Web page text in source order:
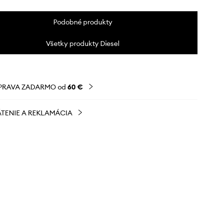
Podobné produkty
Všetky produkty Diesel
ZADARMO od 60 €
A REKLAMÁCIA